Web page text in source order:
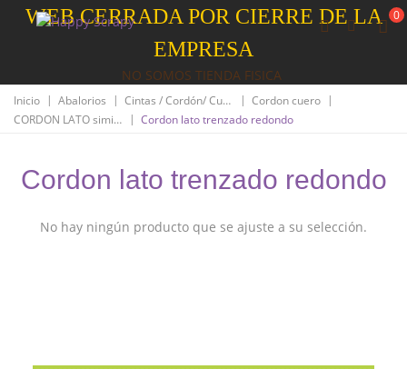
WEB CERRADA POR CIERRE DE LA
EMPRESA
NO SOMOS TIENDA FISICA
0
Inicio | Abalorios | Cintas / Cordón/ Cuero | Cordon cuero |
CORDON LATO simil cuero
| Cordon lato trenzado redondo
Cordon lato trenzado redondo
No hay ningún producto que se ajuste a su selección.